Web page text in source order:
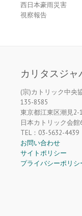
西日本豪雨災害
視察報告
カリタスジャ
(宗)カトリック中央
135-8585
東京都江東区潮見2-
日本カトリック会館
TEL：03-5632-
お問い合わせ
サイトポリシー
プライバシーポリシ